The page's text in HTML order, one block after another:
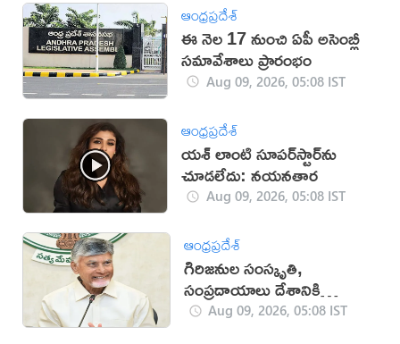
ఆంధ్రప్రదేశ్
ఈ నెల 17 నుంచి ఏపీ అసెంబ్లీ
సమావేశాలు ప్రారంభం
Aug 09, 2026, 05:08 IST
ఆంధ్రప్రదేశ్
యశ్ లాంటి సూపర్‌స్టార్‌ను
చూడలేదు: నయనతార
Aug 09, 2026, 05:08 IST
ఆంధ్రప్రదేశ్
గిరిజనుల సంస్కృతి,
సంప్రదాయాలు దేశానికి
గర్వకారణం: సీఎం చంద్రబాబు
Aug 09, 2026, 05:08 IST